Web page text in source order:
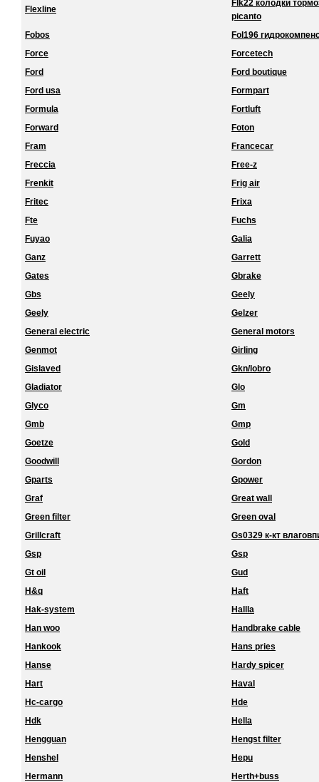
Flexline
Flk22 колодки
picanto
Fobos
Fol196
Force
Forcetech
Ford
Ford boutique
Ford usa
Formpart
Formula
Fortluft
Forward
Foton
Fram
Francecar
Freccia
Free-z
Frenkit
Frig air
Fritec
Frixa
Fte
Fuchs
Fuyao
Galia
Ganz
Garrett
Gates
Gbrake
Gbs
Geely
Geely
Gelzer
General electric
General motors
Genmot
Girling
Gislaved
Gkn/lobro
Gladiator
Glo
Glyco
Gm
Gmb
Gmp
Goetze
Gold
Goodwill
Gordon
Gparts
Gpower
Graf
Great wall
Green filter
Green oval
Grillcraft
Gs0329 к-кт
Gsp
Gsp
Gt oil
Gud
H&q
Haft
Hak-system
Hallla
Han woo
Handbrake cable
Hankook
Hans pries
Hanse
Hardy spicer
Hart
Haval
Hc-cargo
Hde
Hdk
Hella
Hengguan
Hengst filter
Henshel
Hepu
Hermann
Herth+buss